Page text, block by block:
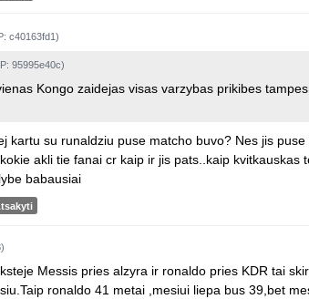
c40163fd1)
95995e40c)
Kongo zaidejas visas varzybas prikibes
kartu su runaldziu puse matcho buvo? Nes jis
akli tie fanai cr kaip ir jis pats..kaip
babausiai
Messis pries alzyra ir ronaldo pries KDR tai
ronaldo 41 metai ,mesiui liepa bus 39,bet